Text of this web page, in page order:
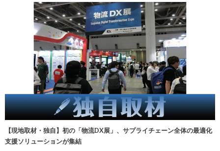
【現地取材・独自】初の「物流DX展」、サプライチェーン全体の最適化
支援ソリューションが集結